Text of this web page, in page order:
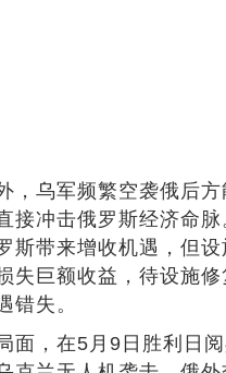
，乌军频繁空袭俄后
接冲击俄罗斯经济命
斯带来增收机遇，但
失巨额收益，待设施修
错失。
面，在5月9日胜利日